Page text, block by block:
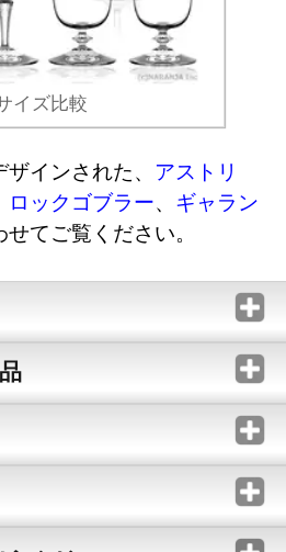
イズ比較
インされた、 アストリ
ロックゴブラー、 ギャラン
せてご覧ください。